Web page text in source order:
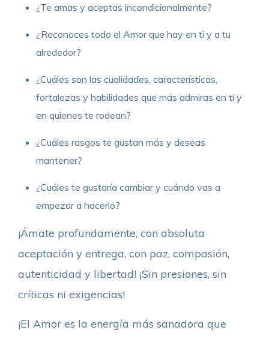
¿Te amas y aceptas incondicionalmente?
¿Reconoces todo el Amor que hay en ti y a tu
alrededor?
¿Cuáles son las cualidades, características,
fortalezas y habilidades que más admiras en ti y
en quienes te rodean?
¿Cuáles rasgos te gustan más y deseas
mantener?
¿Cuáles te gustaría cambiar y cuándo vas a
empezar a hacerlo?
¡Ámate profundamente, con absoluta
aceptación y entrega, con paz, compasión,
autenticidad y libertad! ¡Sin presiones, sin
críticas ni exigencias!
¡El Amor es la energía más sanadora que